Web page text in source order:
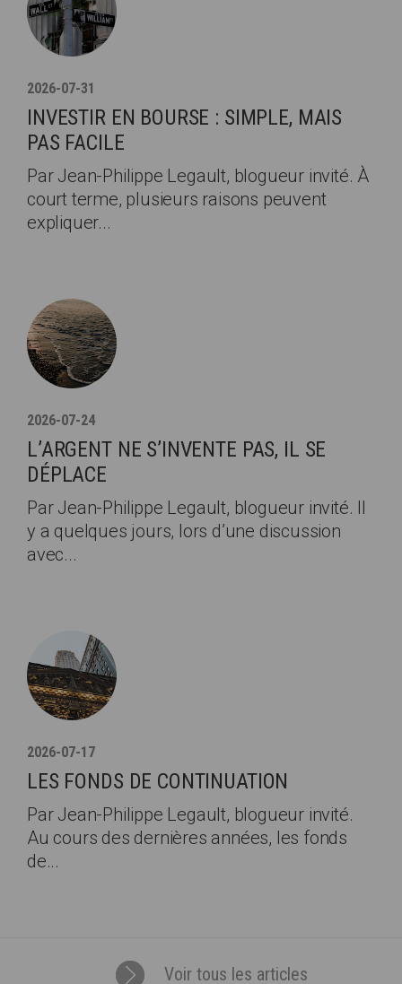
2026-07-31
INVESTIR EN BOURSE : SIMPLE, MAIS
PAS FACILE
Par Jean-Philippe Legault, blogueur invité. À
court terme, plusieurs raisons peuvent
expliquer...
2026-07-24
L’ARGENT NE S’INVENTE PAS, IL SE
DÉPLACE
Par Jean-Philippe Legault, blogueur invité. Il
y a quelques jours, lors d’une discussion
avec...
2026-07-17
LES FONDS DE CONTINUATION
Par Jean-Philippe Legault, blogueur invité.
Au cours des dernières années, les fonds
de...
Voir tous les articles